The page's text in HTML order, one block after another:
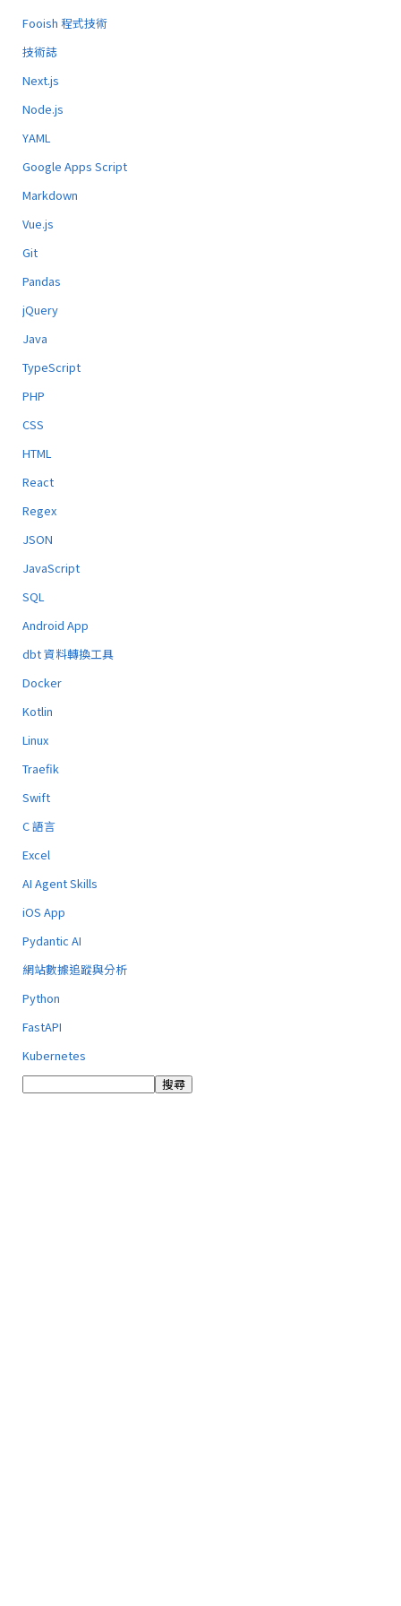
Fooish 程式技術
技術誌
Next.js
Node.js
YAML
Google Apps Script
Markdown
Vue.js
Git
Pandas
jQuery
Java
TypeScript
PHP
CSS
HTML
React
Regex
JSON
JavaScript
SQL
Android App
dbt 資料轉換工具
Docker
Kotlin
Linux
Traefik
Swift
C 語言
Excel
AI Agent Skills
iOS App
Pydantic AI
網站數據追蹤與分析
Python
FastAPI
Kubernetes